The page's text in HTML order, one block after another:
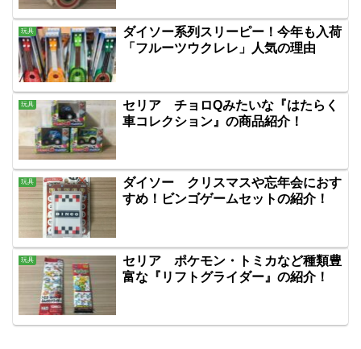
玩具
ダイソー系列スリーピー！今年も入荷
「フルーツウクレレ」人気の理由
玩具
セリア チョロQみたいな『はたらく
車コレクション』の商品紹介！
玩具
ダイソー クリスマスや忘年会におす
すめ！ビンゴゲームセットの紹介！
玩具
セリア ポケモン・トミカなど種類豊
富な『リフトグライダー』の紹介！